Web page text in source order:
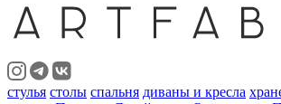
стулья столы спальня диваны и кресла